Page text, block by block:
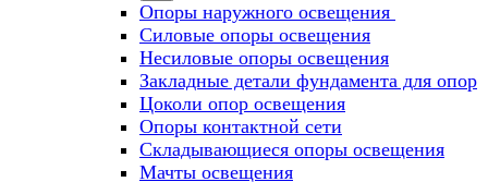
Опоры наружного освещения
Силовые опоры освещения
Несиловые опоры освещения
Закладные детали фундамента для опор
Цоколи опор освещения
Опоры контактной сети
Cкладывающиеся опоры освещения
Мачты освещения